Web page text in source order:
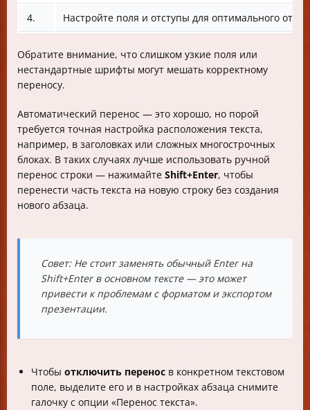
4. Настройте поля и отступы для оптимального
Обратите внимание, что слишком узкие поля или
нестандартные шрифты могут мешать корректному
переносу.
Автоматический перенос — это хорошо, но порой
требуется точная настройка расположения текста,
например, в заголовках или сложных многострочных
блоках. В таких случаях лучше использовать ручной
перенос строки — нажимайте Shift+Enter, чтобы
перенести часть текста на новую строку без создания
нового абзаца.
Совет: Не стоит заменять обычный Enter на
Shift+Enter в основном тексте — это может
привести к проблемам с форматом и экспортом
презентации.
Чтобы отключить перенос в конкретном текстовом
поле, выделите его и в настройках абзаца снимите
галочку с опции «Перенос текста».